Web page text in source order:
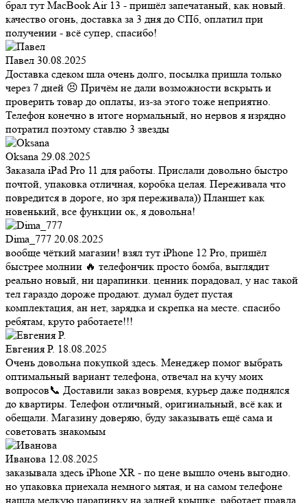
брал тут MacBook Air 13 - пришёл запечатаный, как новый.
качество огонь, доставка за 3 дня до СПб, оплатил при
получении - всё супер, спасибо!
Павел 30.08.2025
Доставка сдеком шла очень долго, посылка пришла только
через 7 дней 😣 Причём не дали возможности вскрыть и
проверить товар до оплаты, из-за этого тоже неприятно.
Телефон конечно в итоге нормальный, но нервов я изрядно
потратил поэтому ставлю 3 звезды
Oksana 29.08.2025
Заказала iPad Pro 11 для работы. Прислали довольно быстро
почтой, упаковка отличная, коробка целая. Переживала что
повредится в дороге, но зря переживала)) Планшет как
новенький, все функции ок, я довольна!
Dima_777 20.08.2025
вообще чёткий магазин! взял тут iPhone 12 Pro, пришёл
быстрее молнии 🔥 телефончик просто бомба, выглядит
реально новый, ни царапинки. ценник порадовал, у нас такой
тел гараздо дороже продают. думал будет пустая
комплектация, ан нет, зарядка и скрепка на месте. спасибо
ребятам, круто работаете!!!
Евгения Р. 18.08.2025
Очень довольна покупкой здесь. Менеджер помог выбрать
оптимальный вариант телефона, отвечал на кучу моих
вопросов📞 Доставили заказ вовремя, курьер даже поднялся
до квартиры. Телефон отличный, оригинальный, всё как и
обещали. Магазину доверяю, буду заказывать ещё сама и
советовать знакомым
Иванова 12.08.2025
заказывала здесь iPhone XR - по цене вышло очень выгодно.
но упаковка приехала немного мятая, и на самом телефоне
нашла мелкую царапинку на задней крышке. работает правда